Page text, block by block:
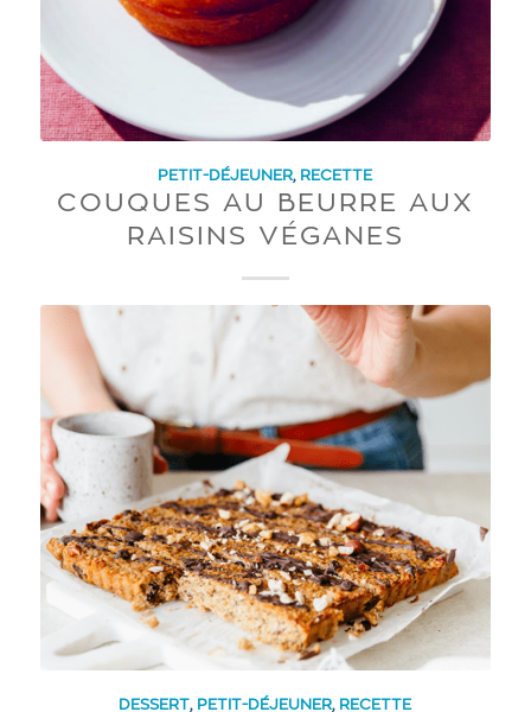
PETIT-DÉJEUNER, RECETTE
COUQUES AU BEURRE AUX
RAISINS VÉGANES
DESSERT, PETIT-DÉJEUNER, RECETTE